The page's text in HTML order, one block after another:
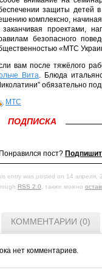
защиты детей
комплексно,
проектами,
безопасного
«МТС
вам после тяжёлого
Вита. Блюда
обязательно
МТС
ПОДПИСКА
Понравился пост?
entry was posted on 14 апреля,
RSS 2.0. также можно
КОММЕНТАРИИ (0)
нет комментариев.